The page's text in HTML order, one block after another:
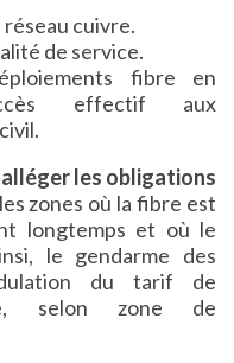
cuivre.
de service.
fibre en
effectif aux
alléger les obligations
zones où la fibre est
longtemps et où le
le gendarme des
du tarif de
selon zone de